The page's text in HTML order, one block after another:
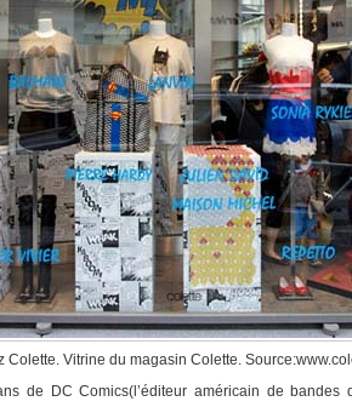
Colette. Vitrine du magasin Colette.
de DC Comics(l’éditeur américain de bandes